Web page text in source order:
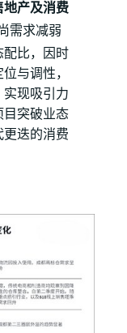
产及消费
需求减弱
比，因时
与调性，
现吸引力
目突破业态
迭的消费